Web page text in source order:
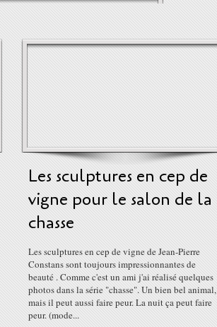
Les sculptures en cep de
vigne pour le salon de la
chasse
Les sculptures en cep de vigne de Jean-Pierre
Constans sont toujours impressionnantes de
beauté . Comme c'est un ami j'ai réalisé quelques
photos dans la série "chasse". Un bien bel animal,
mais il peut aussi faire peur. La nuit ça peut faire
peur. (mode...